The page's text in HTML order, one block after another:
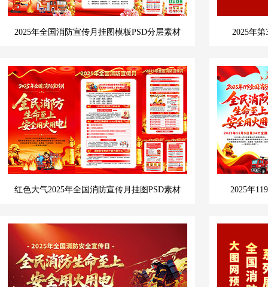
2025年全国消防宣传月挂图模板PSD分层素材 2025年
红色大气2025年全国消防宣传月挂图PSD素材 2025年